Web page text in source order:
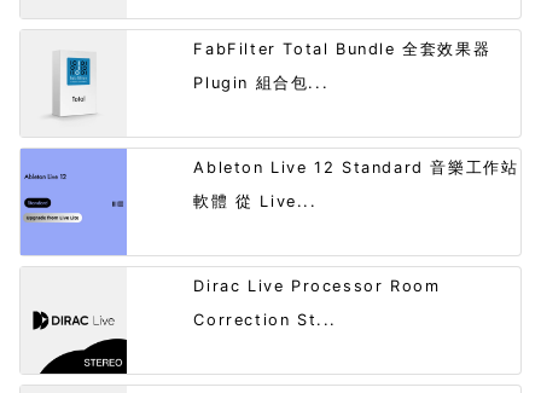
FabFilter Total Bundle 全套效果器
Plugin 組合包...
Ableton Live 12 Standard 音樂工作站
軟體 從 Live...
Dirac Live Processor Room
Correction St...